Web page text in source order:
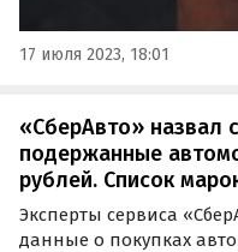
17 июля 2023, 18:01
«СберАвто» назвал
подержанные
рублей. Список
Эксперты сервиса
данные о покупках